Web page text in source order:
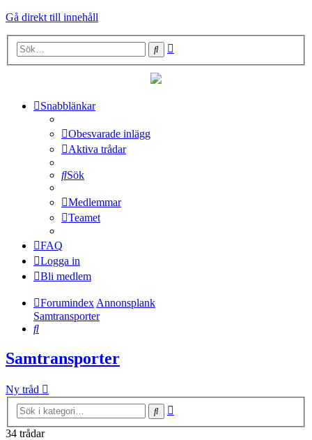
Gå direkt till innehåll
Sök
Snabblänkar
Obesvarade inlägg
Aktiva trådar
Sök
Medlemmar
Teamet
FAQ
Logga in
Bli medlem
Forumindex Annonsplank
Samtransporter
Sök
Samtransporter
Ny tråd
Sök
34 trådar